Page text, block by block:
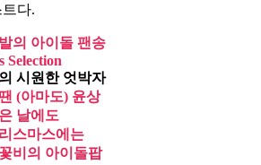
다.
의 아이돌 팬송
Selection
시원한 엇박자
(아마도) 윤상
날에도
스마스에는
비의 아이돌팝